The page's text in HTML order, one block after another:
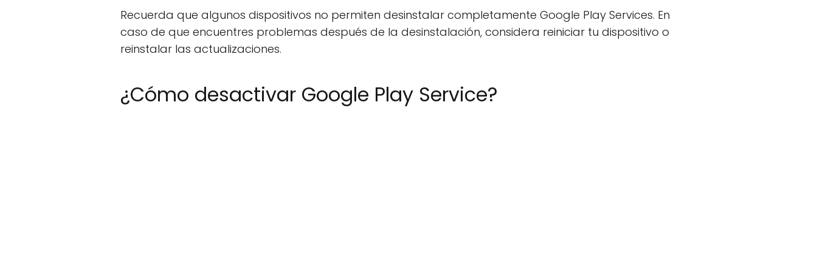
Recuerda que algunos dispositivos no permiten desinstalar completamente Google Play Services. En
caso de que encuentres problemas después de la desinstalación, considera reiniciar tu dispositivo o
reinstalar las actualizaciones.
¿Cómo desactivar Google Play Service?